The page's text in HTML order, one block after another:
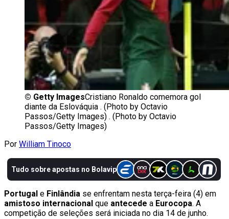
© Getty ImagesCristiano Ronaldo comemora gol
diante da Eslováquia . (Photo by Octavio
Passos/Getty Images) . (Photo by Octavio
Passos/Getty Images)
Por William Tinoco
Portugal e Finlândia se enfrentam nesta terça-feira (4) em
amistoso internacional que antecede a Eurocopa. A
competição de seleções será iniciada no dia 14 de junho.